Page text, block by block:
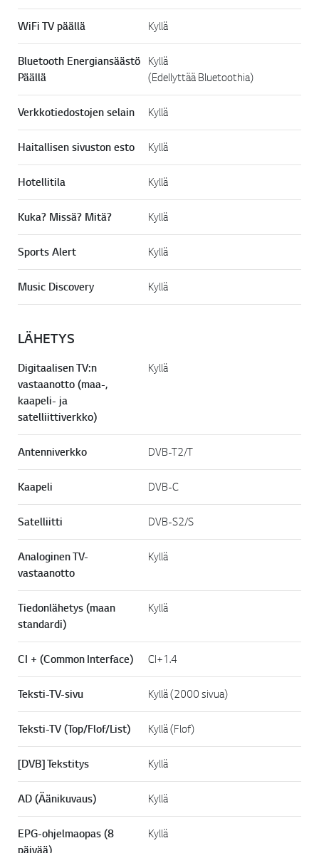
WiFi TV päällä Kyllä
Bluetooth Energiansäästö
Päällä
Kyllä
(Edellyttää Bluetoothia)
Verkkotiedostojen selain Kyllä
Haitallisen sivuston esto Kyllä
Hotellitila Kyllä
Kuka? Missä? Mitä? Kyllä
Sports Alert Kyllä
Music Discovery Kyllä
LÄHETYS
Digitaalisen TV:n
vastaanotto (maa-,
kaapeli- ja
satelliittiverkko)
Kyllä
Antenniverkko DVB-T2/T
Kaapeli DVB-C
Satelliitti DVB-S2/S
Analoginen TV-
vastaanotto
Kyllä
Tiedonlähetys (maan
standardi)
Kyllä
CI + (Common Interface) CI+1.4
Teksti-TV-sivu Kyllä (2000 sivua)
Teksti-TV (Top/Flof/List) Kyllä (Flof)
[DVB] Tekstitys Kyllä
AD (Äänikuvaus) Kyllä
EPG-ohjelmaopas (8
Kyllä